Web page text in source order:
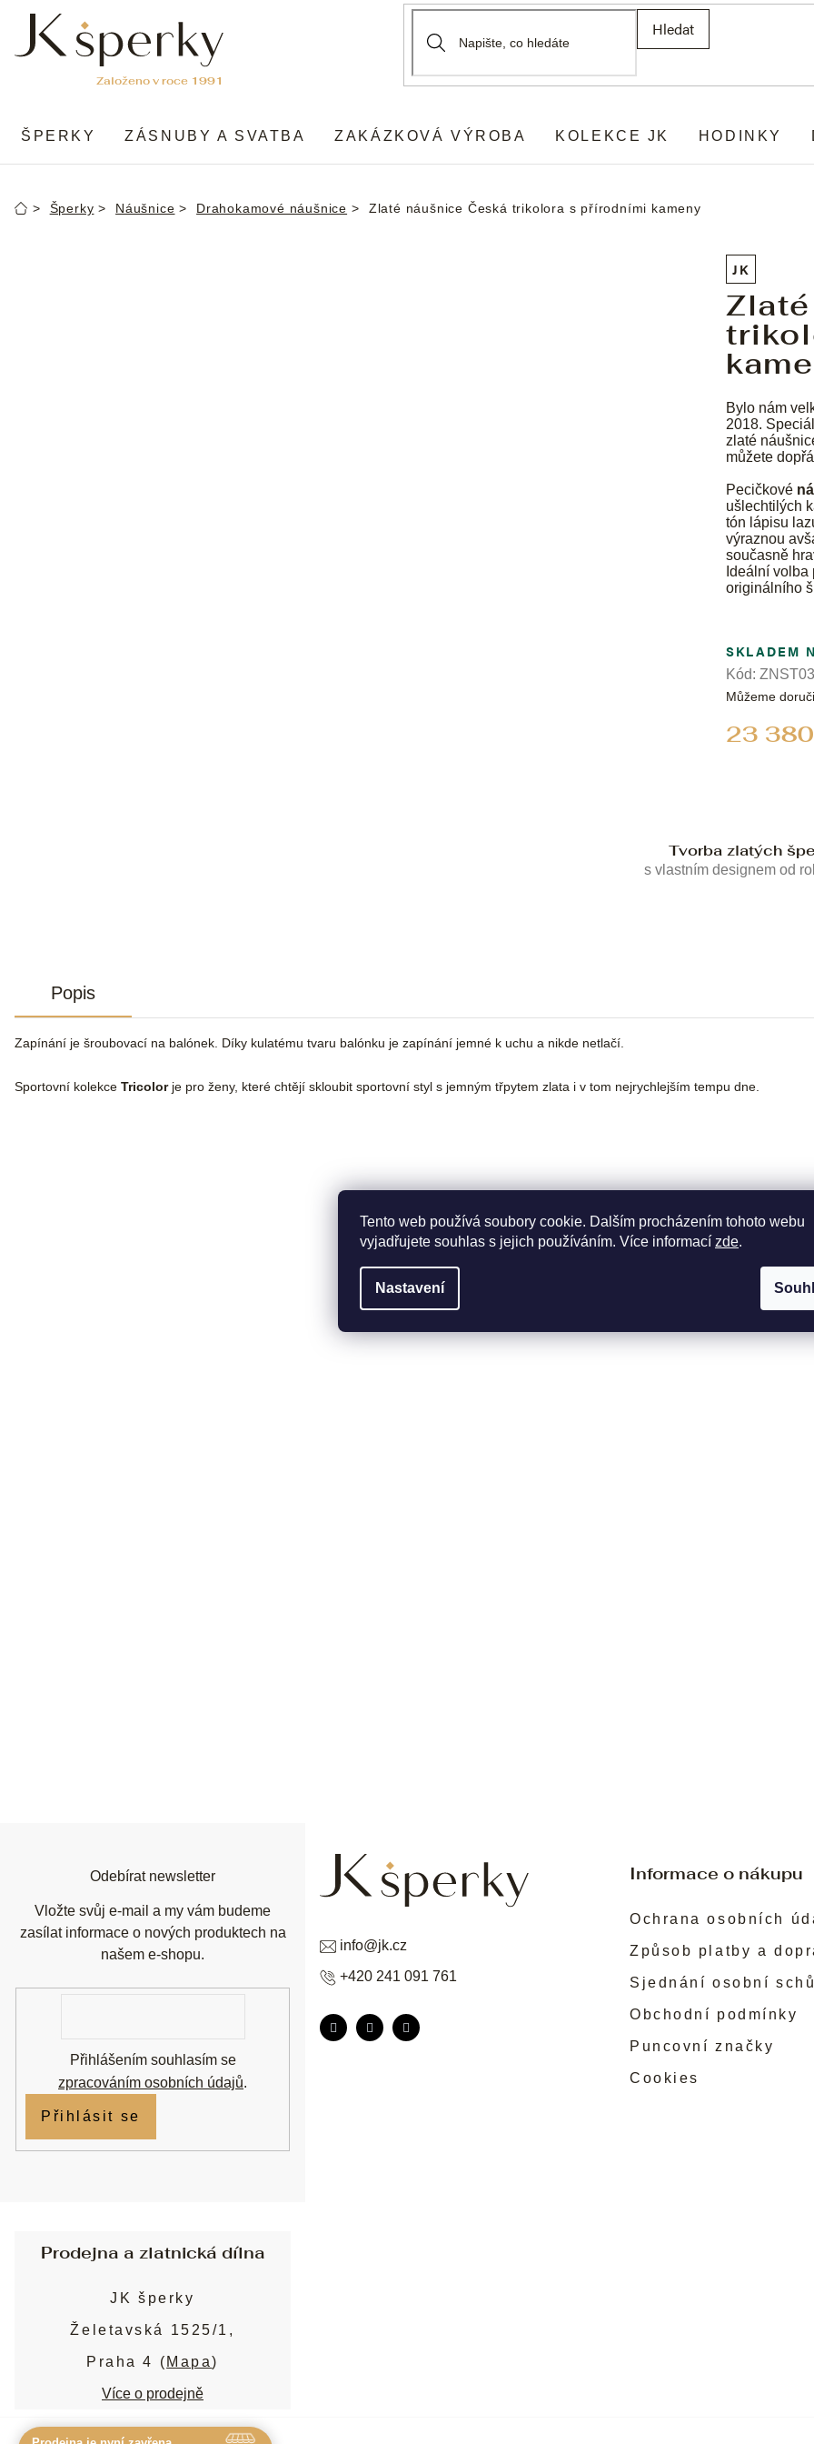
Tento web používá soubory cookie. Dalším procházením tohoto webu
vyjadřujete souhlas s jejich používáním. Více informací zde.
Nastavení
obsah
Hledat
ŠPERKY ZÁSNUBY A SVATBA ZAKÁZKOVÁ VÝROBA KOLEKCE JK HODINKY
DomůŠperky Náušnice Drahokamové náušnice Zlaté náušnice Česká trikolora s přírodními kameny
JK
Bylo nám
2018.
zlaté
můžete
Pecičkové
ušlechtilých
tón lápisu
výraznou
současně
Ideální
originálního
23
SKLADEM
Můžeme
Kód:
Tvorba zlatých
s vlastním designem od
Popis
Zapínání je šroubovací na balónek. Díky kulatému tvaru balónku je zapínání jemné k uchu a nikde netlačí.
Sportovní kolekce Tricolorje pro ženy, které chtějí skloubit sportovní styl s jemným třpytem zlata i v tom nejrychlejším tempu dne.
Informace o nákupu
Ochrana osobních
Způsob platby a
Sjednání osobní
Obchodní podmínky
Puncovní značky
Cookies
info@jk.cz
+420 241 091 761
Odebírat newsletter
Vložte svůj e-mail a my vám budeme
zasílat informace o nových produktech na
našem e-shopu.
Přihlášením souhlasím se
zpracováním osobních údajů.
Přihlásit se
Prodejna a zlatnická dílna
JK šperky
Želetavská 1525/1,
Praha 4 ( Mapa)
Více o prodejně